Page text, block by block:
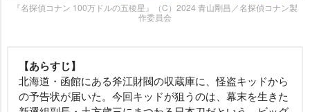
『名探偵コナン 100万ドルの五稜星』（C）2024 青山剛昌／名探偵コナン製
作委員会
【あらすじ】
北海道・函館にある斧江財閥の収蔵庫に、怪盗キッドから
の予告状が届いた。今回キッドが狙うのは、幕末を生きた